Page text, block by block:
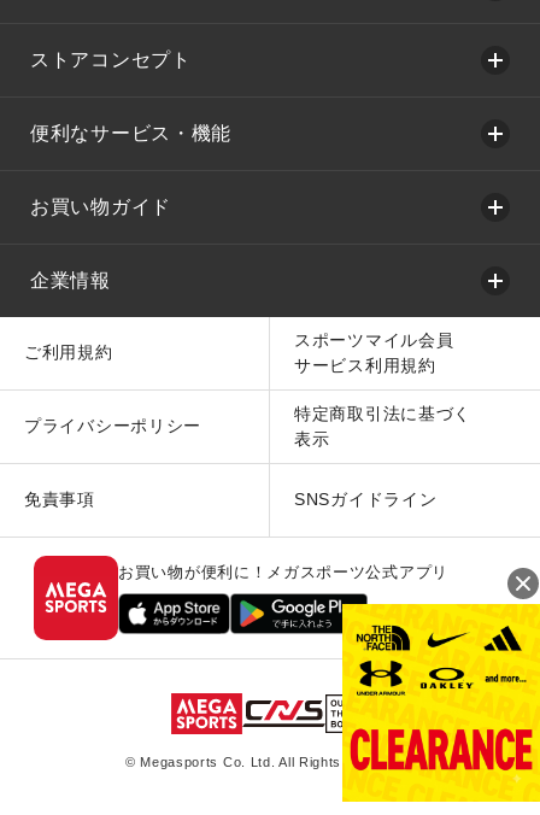
ストアコンセプト
便利なサービス・機能
お買い物ガイド
企業情報
ご利用規約
スポーツマイル会員
サービス利用規約
プライバシーポリシー
特定商取引法に基づく
表示
免責事項 SNSガイドライン
お買い物が便利に！メガスポーツ公式アプリ
© Megasports Co. Ltd. All Rights Reserved.